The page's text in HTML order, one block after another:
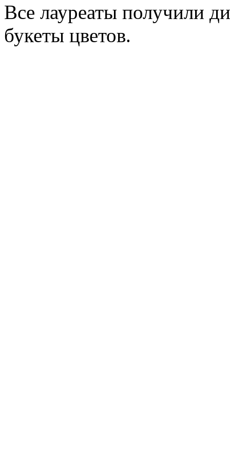
Все лауреаты получили
букеты цветов.